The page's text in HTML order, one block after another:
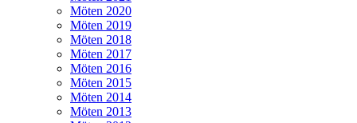
Möten 2020
Möten 2019
Möten 2018
Möten 2017
Möten 2016
Möten 2015
Möten 2014
Möten 2013